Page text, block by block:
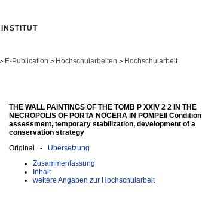
> E-Publication > Hochschularbeiten > Hochschularbeit
THE WALL PAINTINGS OF THE TOMB P XXIV 2 2 IN THE
NECROPOLIS OF PORTA NOCERA IN POMPEII Condition
assessment, temporary stabilization, development of a
conservation strategy
Original - Übersetzung
Zusammenfassung
Inhalt
weitere Angaben zur Hochschularbeit